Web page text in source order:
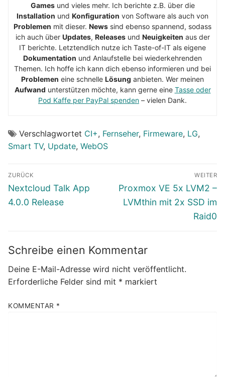
Gamesund vieles mehr. Ich berichte z.B. über die
Installation und Konfiguration von Software als auch von
Problemen mit dieser. News sind ebenso spannend, sodass
ich auch über Updates, Releasesund Neuigkeiten aus der
IT berichte. Letztendlich nutze ich Taste-of-IT als eigene
Dokumentation und Anlaufstelle bei wiederkehrenden
Themen. Ich hoffe ich kann dich ebenso informieren und bei
Problemen eine schnelle Lösung anbieten. Wer meinen
Aufwand unterstützen möchte, kann gerne eine Tasse oder
Pod Kaffe per PayPal spenden – vielen Dank.
Verschlagwortet CI+, Fernseher, Firmeware, LG,
Smart TV, Update, WebOS
Beitragsnavigation
ZURÜCK
Vorheriger
Beitrag:
Nextcloud Talk App
4.0.0 Release
WEITER
Nächster
Beitrag:
Proxmox VE 5x LVM2 –
LVMthin mit 2x SSD im
Raid0
Schreibe einen Kommentar
Deine E-Mail-Adresse wird nicht veröffentlicht.
Erforderliche Felder sind mit * markiert
KOMMENTAR *